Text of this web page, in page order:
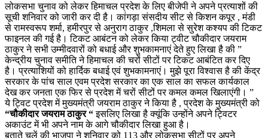
लोकसभा चुनाव को लेकर हिमाचल प्रदेश के लिए बीजेपी ने अपने प्रत्याशों की
सूची शनिवार को जारी कर दी है। कांगड़ा संसदीय सीट से किशन कपूर , मंडी
से रामस्वरूप शर्मा, हमीरपुर से अनुराग ठाकुर ,शिमला से सुरेश कश्यप की टिकट
फाइनल की गई है। टिकट आबंटन को लेकर किया ट्वीट चौकीदार जयराम
ठाकुर ने सभी उम्मीदवारों को बधाई और शुभकामनाएं देते हुए लिखा है की ”
केन्द्रीय चुनाव समीति ने हिमाचल की चरों सीटों पर टिकट आबंटित कर दिए
है। प्रत्याशियों को हार्दिक बधाई एवं शुभकामनाएं। मुझे पूरा विश्वास है की केंद्र
सरकार के पांच साल एवम प्रदेश सरकार का एक साल का सफल कार्यकाल
देख कर जनता एक फिर से प्रदेश में चरों सीटों पर कमल कमल खिलाएंगी। ”
ये ट्विट प्रदेश में मुख्यमंत्री जयराम ठाकुर ने किया है , प्रदेश के मुख्यमंत्री को
“चौकीदार जयराम ठाकुर “इसलिए लिखा है क्यूंकि उन्होंने अपने ट्विटर
अकाउंट में भी अपने नाम के आगे चौकीदार लिखा हुआ है।
बताते चलें की भाजपा ने शनिवार को 113 और लोकसभा सीटों पर अपने